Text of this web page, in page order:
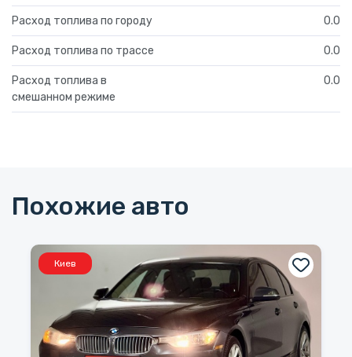
Расход топлива по городу 0.0
Расход топлива по трассе 0.0
Расход топлива в
смешанном режиме
0.0
Похожие авто
Киев